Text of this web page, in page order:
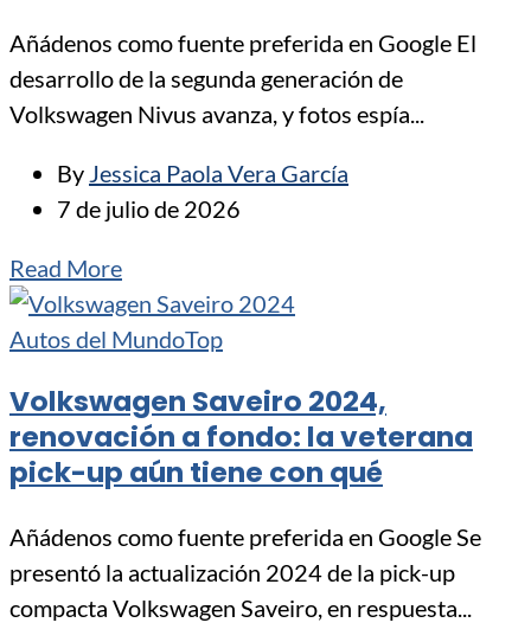
Añádenos como fuente preferida en Google El
desarrollo de la segunda generación de
Volkswagen Nivus avanza, y fotos espía...
By Jessica Paola Vera García
7 de julio de 2026
Read More
Autos del MundoTop
Volkswagen Saveiro 2024,
renovación a fondo: la veterana
pick-up aún tiene con qué
Añádenos como fuente preferida en Google Se
presentó la actualización 2024 de la pick-up
compacta Volkswagen Saveiro, en respuesta...